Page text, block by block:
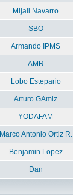
Mijail Navarro
SBO
Armando IPMS
AMR
Lobo Estepario
Arturo GAmiz
YODAFAM
Marco Antonio Ortiz R.
Benjamin Lopez
Dan